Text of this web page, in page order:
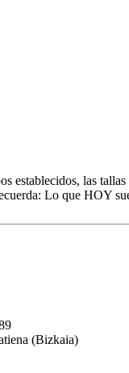
establecidos, las
Lo que HOY
(Bizkaia)